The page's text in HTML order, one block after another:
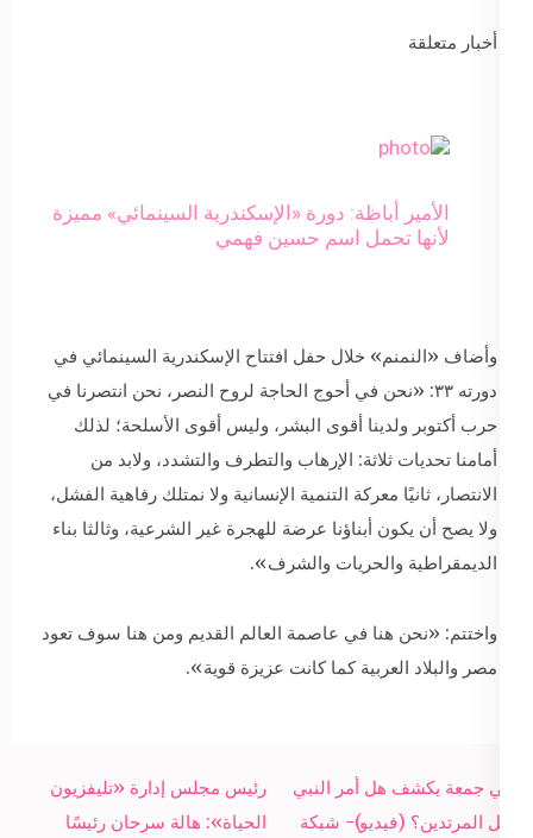
أخبار متعلقة
الأمير أباظة: دورة «الإسكندرية السينمائي» مميزة
لأنها تحمل اسم حسين فهمي
وأضاف «النمنم» خلال حفل افتتاح الإسكندرية السينمائي في
دورته ٣٣: «نحن في أحوج الحاجة لروح النصر، نحن انتصرنا في
حرب أكتوبر ولدينا أقوى البشر، وليس أقوى الأسلحة؛ لذلك
أمامنا تحديات ثلاثة: الإرهاب والتطرف والتشدد، ولابد من
الانتصار، ثانيًا معركة التنمية الإنسانية ولا نمتلك رفاهية الفشل،
ولا يصح أن يكون أبناؤنا عرضة للهجرة غير الشرعية، وثالثا بناء
الديمقراطية والحريات والشرف».
واختتم: «نحن هنا في عاصمة العالم القديم ومن هنا سوف تعود
مصر والبلاد العربية كما كانت عزيزة قوية».
Post
navigation
رئيس مجلس إدارة «تليفزيون
الحياة»: هالة سرحان رئيسًا
علي جمعة يكشف هل أمر النبي
بقتل المرتدين؟ (فيديو)- شبكة